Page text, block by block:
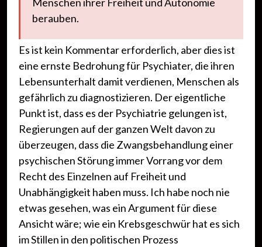
Menschen ihrer Freiheit und Autonomie
berauben.
Es ist kein Kommentar erforderlich, aber dies ist
eine ernste Bedrohung für Psychiater, die ihren
Lebensunterhalt damit verdienen, Menschen als
gefährlich zu diagnostizieren. Der eigentliche
Punkt ist, dass es der Psychiatrie gelungen ist,
Regierungen auf der ganzen Welt davon zu
überzeugen, dass die Zwangsbehandlung einer
psychischen Störung immer Vorrang vor dem
Recht des Einzelnen auf Freiheit und
Unabhängigkeit haben muss. Ich habe noch nie
etwas gesehen, was ein Argument für diese
Ansicht wäre; wie ein Krebsgeschwür hat es sich
im Stillen in den politischen Prozess